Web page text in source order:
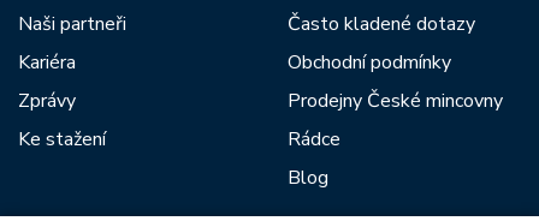
Naši partneři
Kariéra
Zprávy
Ke stažení
Často kladené dotazy
Obchodní podmínky
Prodejny České mincovny
Rádce
Blog